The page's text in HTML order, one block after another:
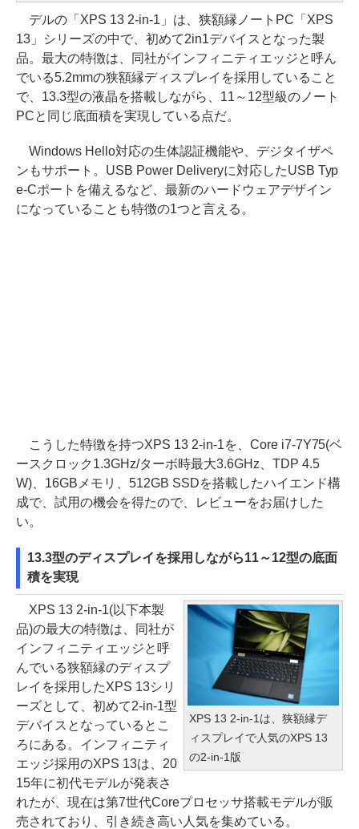
デルの「XPS 13 2-in-1」は、狭額縁ノートPC「XPS
13」シリーズの中で、初めて2in1デバイスとなった製
品。最大の特徴は、同社がインフィニティエッジと呼ん
でいる5.2mmの狭額縁ディスプレイを採用していること
で、13.3型の液晶を搭載しながら、11～12型級のノート
PCと同じ底面積を実現している点だ。
Windows Hello対応の生体認証機能や、デジタイザペ
ンもサポート。USB Power Deliveryに対応したUSB Typ
e-Cポートを備えるなど、最新のハードウェアデザイン
になっていることも特徴の1つと言える。
こうした特徴を持つXPS 13 2-in-1を、Core i7-7Y75(ベ
ースクロック1.3GHz/ターボ時最大3.6GHz、TDP 4.5
W)、16GBメモリ、512GB SSDを搭載したハイエンド構
成で、試用の機会を得たので、レビューをお届けした
い。
13.3型のディスプレイを採用しながら11～12型の底面
積を実現
XPS 13 2-in-1は、狭額縁デ
ィスプレイで人気のXPS 13
の2-in-1版
XPS 13 2-in-1(以下本製
品)の最大の特徴は、同社が
インフィニティエッジと呼
んでいる狭額縁のディスプ
レイを採用したXPS 13シリ
ーズとして、初めて2-in-1型
デバイスとなっているとこ
ろにある。インフィニティ
エッジ採用のXPS 13は、20
15年に初代モデルが発表さ
れたが、現在は第7世代Coreプロセッサ搭載モデルが販
売されており、引き続き高い人気を集めている。